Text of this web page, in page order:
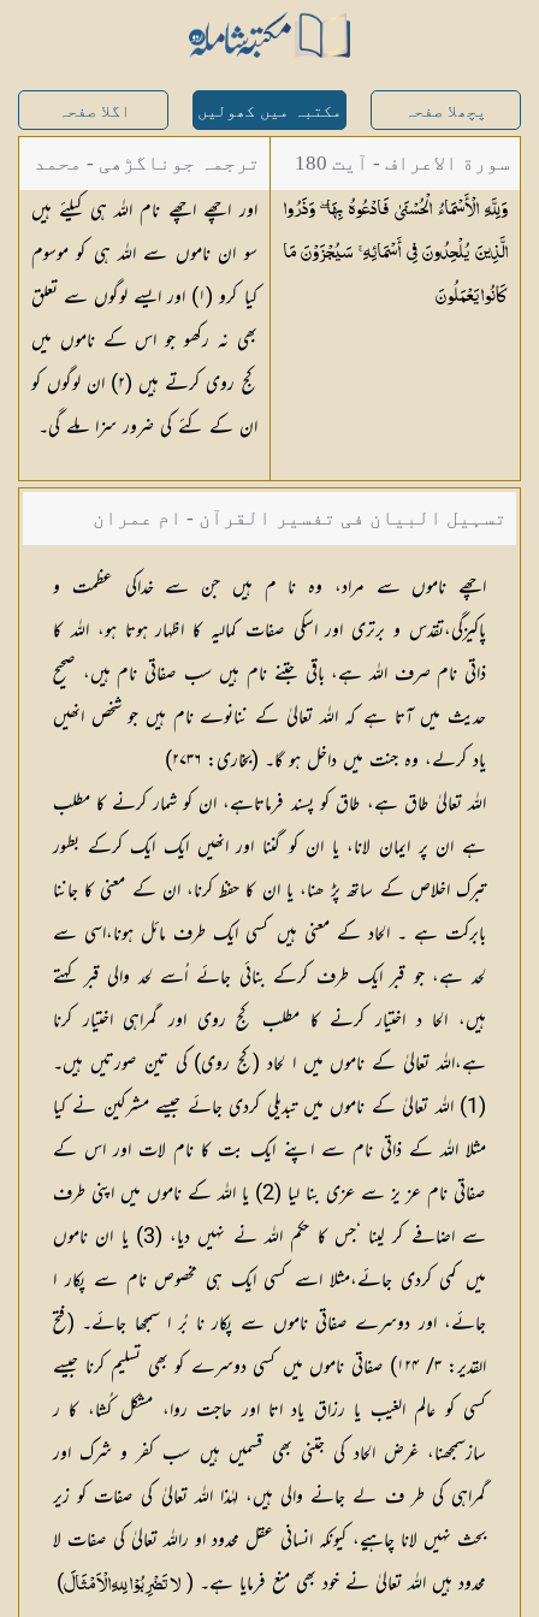
پچھلا صفحہ مکتبہ میں کھولیں اگلا صفحہ
سورة الاعراف - آیت 180
وَلِلَّهِ الْأَسْمَاءُ الْحُسْنَىٰ فَادْعُوهُ بِهَا ۖ وَذَرُوا
الَّذِينَ يُلْحِدُونَ فِي أَسْمَائِهِ ۚ سَيُجْزَوْنَ مَا
كَانُوايَعْمَلُونَ
ترجمہ جوناگڑھی - محمد
جونا گڑھی
اور اچھے اچھے نام اللہ ہی کیلئے ہیں
سو ان ناموں سے اللہ ہی کو موسوم
کیا کرو (١) اور ایسے لوگوں سے تعلق
بھی نہ رکھو جو اس کے ناموں میں
کج روی کرتے ہیں (٢) ان لوگوں کو
ان کے کئے کی ضرور سزا ملے گی۔
تسہیل البیان فی تفسیر القرآن - ام عمران
اچھے ناموں سے مراد، وہ نا م ہیں جن سے خداکی عظمت و
پاکیزگی،تقدس و برتری اور اسکی صفات کمالیہ کا اظہار ہوتا ہو، اللہ کا
ذاتی نام صرف اللہ ہے، باقی جتنے نام ہیں سب صفاتی نام ہیں، صحیح
حدیث میں آتا ہے کہ اللہ تعالیٰ کے ننانوے نام ہیں جو شخص انھیں
یاد کرلے، وہ جنت میں داخل ہو گا۔ (بخاری: ۲۷۳۶)
اللہ تعالیٰ طاق ہے، طاق کو پسند فرماتاہے، ان کو شمار کرنے کا مطلب
ہے ان پر ایمان لانا، یا ان کو گننا اور انھیں ایک ایک کرکے بطور
تبرک اخلاص کے ساتھ پڑ ھنا، یا ان کا حفظ کرنا، ان کے معنی کا جاننا
بابرکت ہے ۔ الحاد کے معنی ہیں کسی ایک طرف مائل ہونا،اسی سے
لحد ہے، جو قبر ایک طرف کرکے بنائی جائے اُسے لحد والی قبر کہتے
ہیں، الحا د اختیار کرنے کا مطلب کج روی اور گمراہی اختیار کرنا
ہے،اللہ تعالیٰ کے ناموں میں ا لحاد (کج روی) کی تین صورتیں ہیں۔
(1) اللہ تعالیٰ کے ناموں میں تبدیلی کردی جائے جیسے مشرکین نے کیا
مثلا اللہ کے ذاتی نام سے اپنے ایک بت کا نام لات اور اس کے
صفاتی نام عز یز سے عزی بنا لیا (2) یا اللہ کے ناموں میں اپنی طرف
سے اضافے کر لینا ‘جس کا حکم اللہ نے نہیں دیا، (3) یا ان ناموں
میں کمی کردی جائے،مثلا اسے کسی ایک ہی مخصوص نام سے پکار ا
جائے، اور دوسرے صفاتی ناموں سے پکار نا بُر ا سمجھا جائے۔ (فتح
القدیر: ۳/ ۱۲۴) صفاتی ناموں میں کسی دوسرے کو بھی تسلیم کرنا جیسے
کسی کو عالم الغیب یا رزاق یاد اتا اور حاجت روا، مشکل کُشا، کا ر
سازسمجھنا، غرض الحاد کی جتنی بھی قسمیں ہیں سب کفر و شرک اور
گمراہی کی طر ف لے جانے والی ہیں، لہٰذا اللہ تعالیٰ کی صفات کو زیر
بحث نہیں لانا چاہیے، کیونکہ انسانی عقل محدود او راللہ تعالیٰ کی صفات لا
محدود ہیں اللہ تعالیٰ نے خود بھی منع فرمایا ہے۔ ( لا تَضْرِبُوْا لِلہِ الْاَ مْثَالَ)